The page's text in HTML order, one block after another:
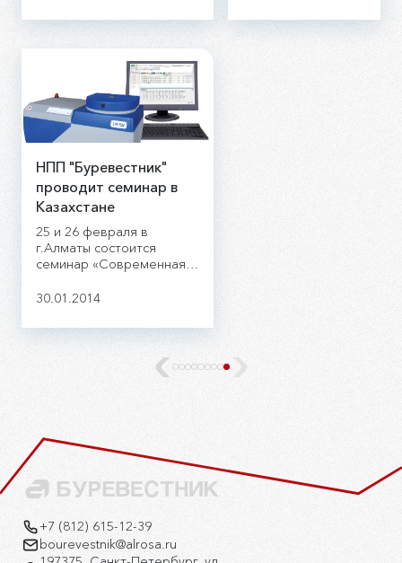
НПП "Буревестник"
проводит семинар в
Казахстане
25 и 26 февраля в
г.Алматы состоится
семинар «Современная
аналитическая
применение в
30.01.2014
+7 (812) 615-12-39
bourevestnik@alrosa.ru